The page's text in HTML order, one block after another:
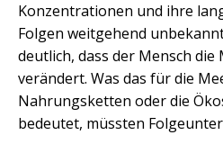
Konzentrationen und ihre
Folgen weitgehend
deutlich, dass der Mensch die
verändert. Was das für die
Nahrungsketten oder die
bedeutet, müssten